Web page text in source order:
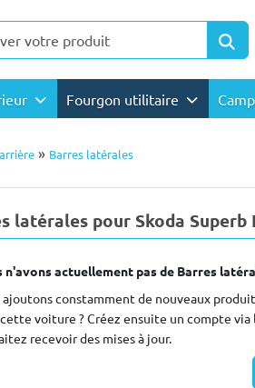
Fourgon utilitaire
» Barres latérales
latérales pour Skoda Superb
n'avons actuellement pas de Barres
ajoutons constamment de nouveaux
voiture ? Créez ensuite un compte
recevoir des mises à jour.